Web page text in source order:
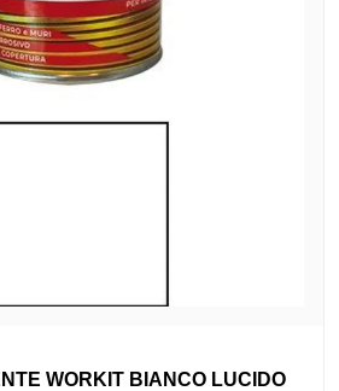
WORKIT BIANCO LUCIDO